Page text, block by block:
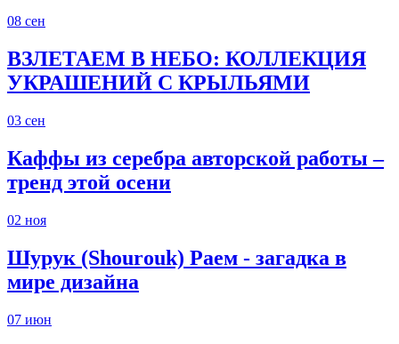
08 сен
ВЗЛЕТАЕМ В НЕБО: КОЛЛЕКЦИЯ
УКРАШЕНИЙ С КРЫЛЬЯМИ
03 сен
Каффы из серебра авторской работы –
тренд этой осени
02 ноя
Шурук (Shourouk) Раем - загадка в
мире дизайна
07 июн